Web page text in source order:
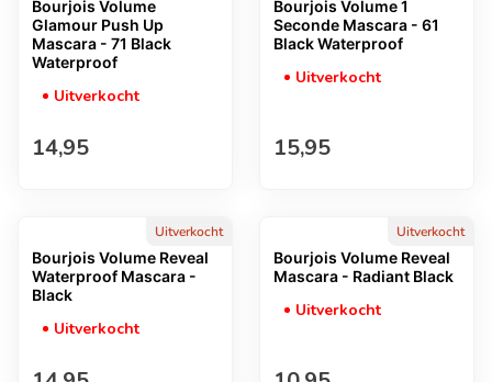
Bourjois Volume
Glamour Push Up
Mascara - 71 Black
Waterproof
Uitverkocht
Normale prijs
14,95
Bourjois Volume 1
Seconde Mascara - 61
Black Waterproof
Uitverkocht
Normale prijs
15,95
Uitverkocht
Bourjois Volume Reveal
Waterproof Mascara -
Black
Uitverkocht
Uitverkocht
Bourjois Volume Reveal
Mascara - Radiant Black
Uitverkocht